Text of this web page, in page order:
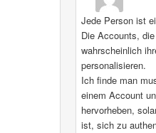
Jede Person ist
Die Accounts,
wahrscheinlich
personalisieren.
Ich finde man
einem Account
hervorheben,
ist, sich zu